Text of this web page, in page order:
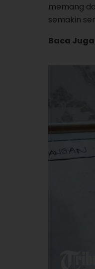
memang
semakin
Baca Juga